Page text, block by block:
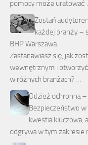
pomocy może uratować
Zostań
każdej branży –
BHP Warszawa.
Zastanawiasz się, jak
wewnętrznym i
w różnych branżach? …
Odzież ochronna
Bezpieczeństwo
kwestia kluczowa,
odgrywa w tym zakresie